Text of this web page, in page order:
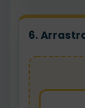
6.